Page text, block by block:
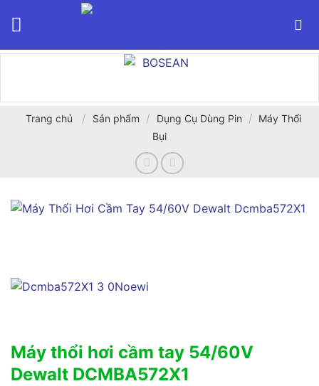
Trang chủ / Sản phẩm / Dụng Cụ Dùng Pin / Máy Thổi
Bụi
Máy thổi hơi cầm tay 54/60V
Dewalt DCMBA572X1